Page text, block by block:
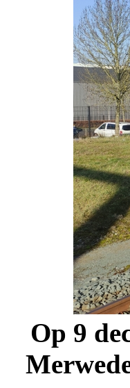
Op 9